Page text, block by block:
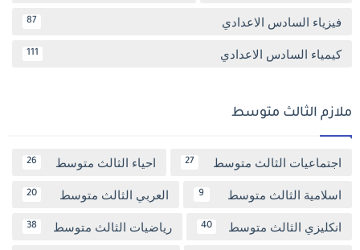
فيزياء السادس الاعدادي 87
كيمياء السادس الاعدادي 111
ملازم الثالث متوسط
اجتماعيات الثالث متوسط 27 احياء الثالث متوسط 26
اسلامية الثالث متوسط 9 العربي الثالث متوسط 20
انكليزي الثالث متوسط 40 رياضيات الثالث متوسط 38